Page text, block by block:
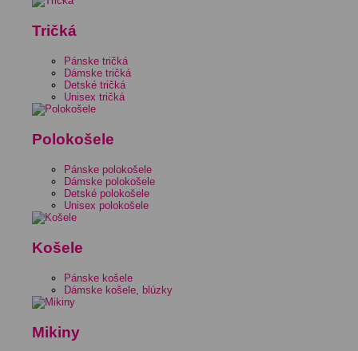
Tričká
Pánske tričká
Dámske tričká
Detské tričká
Unisex tričká
Polokošele
Pánske polokošele
Dámske polokošele
Detské polokošele
Unisex polokošele
Košele
Pánske košele
Dámske košele, blúzky
Mikiny